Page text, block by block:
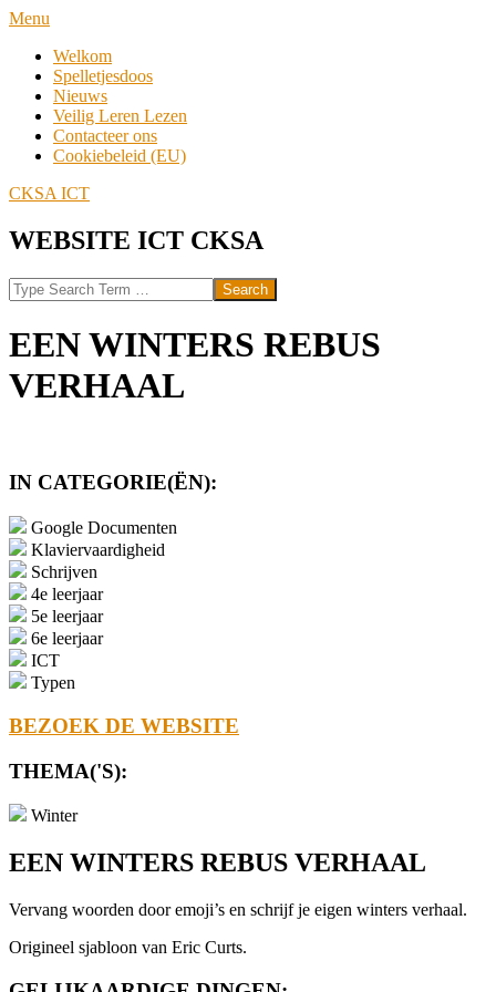
Skip
content
Navigation
Menu
Welkom
Spelletjesdoos
Nieuws
Veilig Leren Lezen
Contacteer ons
Cookiebeleid (EU)
CKSA ICT
WEBSITE ICT CKSA
Search
EEN WINTERS REBUS
VERHAAL
IN CATEGORIE(ËN):
Google Documenten
Klaviervaardigheid
Schrijven
4e leerjaar
5e leerjaar
6e leerjaar
ICT
Typen
BEZOEK DE WEBSITE
THEMA('S):
Winter
EEN WINTERS REBUS VERHAAL
Vervang woorden door emoji’s en schrijf je eigen winters verhaal.
Origineel sjabloon van Eric Curts.